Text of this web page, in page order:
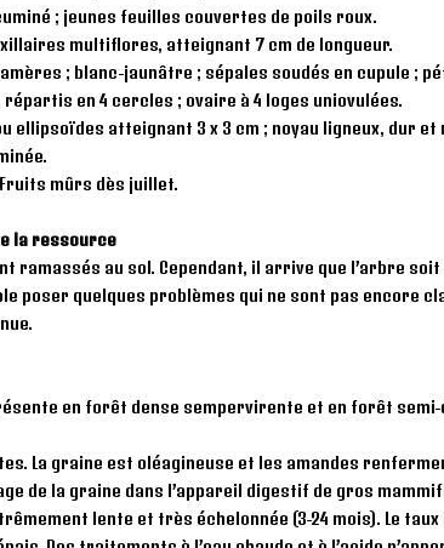
; jeunes feuilles couvertes de poils roux.
multiflores, atteignant 7 cm de longueur.
; blanc-jaunâtre ; sépales soudés en cupule ;
en 4 cercles ; ovaire à 4 loges uniovulées.
ellipsoïdes atteignant 3 x 3 cm ; noyau ligneux, dur et
mûrs dès juillet.
la ressource
ramassés au sol. Cependant, il arrive que l’arbre
poser quelques problèmes qui ne sont pas encore
en forêt dense sempervirente et en forêt
La graine est oléagineuse et les amandes
de la graine dans l’appareil digestif de gros
lente et très échelonnée (3-24 mois). Le